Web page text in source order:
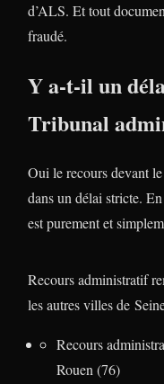
d’ALS. Et tout
fraudé.
Y a-t-il un
Tribunal
Oui le recours devant
dans un délai stricte.
est purement et
Recours administratif
les autres villes de
Recours
Rouen (76)